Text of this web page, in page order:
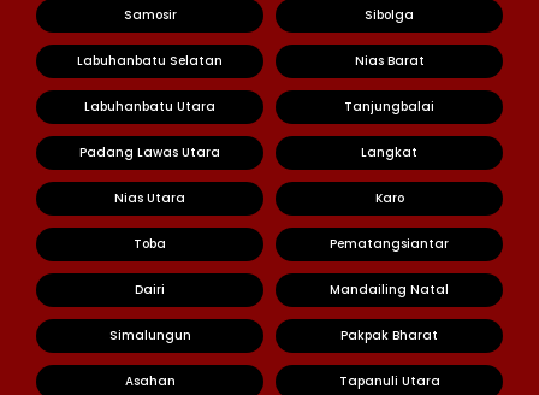
Samosir Sibolga
Labuhanbatu Selatan Nias Barat
Labuhanbatu Utara Tanjungbalai
Padang Lawas Utara Langkat
Nias Utara Karo
Toba Pematangsiantar
Dairi Mandailing Natal
Simalungun Pakpak Bharat
Asahan Tapanuli Utara